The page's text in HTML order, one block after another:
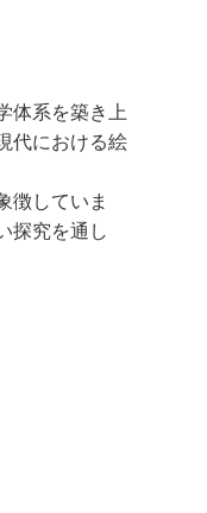
体系を築き上
代における絵
徴していま
探究を通し